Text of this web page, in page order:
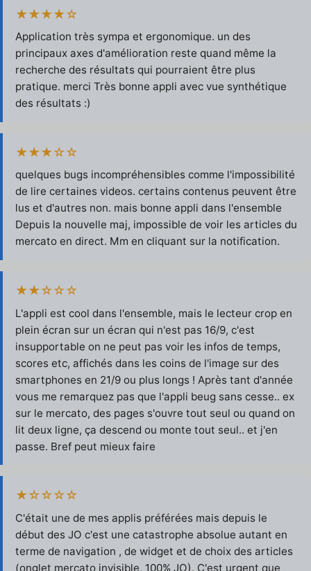
★★★★☆
Application très sympa et ergonomique. un des
principaux axes d'amélioration reste quand même la
recherche des résultats qui pourraient être plus
pratique. merci Très bonne appli avec vue synthétique
des résultats :)
★★★☆☆
quelques bugs incompréhensibles comme l'impossibilité
de lire certaines videos. certains contenus peuvent être
lus et d'autres non. mais bonne appli dans l'ensemble
Depuis la nouvelle maj, impossible de voir les articles du
mercato en direct. Mm en cliquant sur la notification.
★★☆☆☆
L'appli est cool dans l'ensemble, mais le lecteur crop en
plein écran sur un écran qui n'est pas 16/9, c'est
insupportable on ne peut pas voir les infos de temps,
scores etc, affichés dans les coins de l'image sur des
smartphones en 21/9 ou plus longs ! Après tant d'année
vous me remarquez pas que l'appli beug sans cesse.. ex
sur le mercato, des pages s'ouvre tout seul ou quand on
lit deux ligne, ça descend ou monte tout seul.. et j'en
passe. Bref peut mieux faire
★☆☆☆☆
C'était une de mes applis préférées mais depuis le
début des JO c'est une catastrophe absolue autant en
terme de navigation , de widget et de choix des articles
(onglet mercato invisible, 100% JO). C'est urgent que